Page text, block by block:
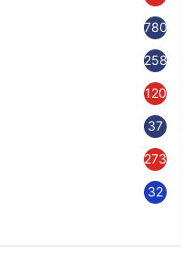
780
2583
120
37
273
32